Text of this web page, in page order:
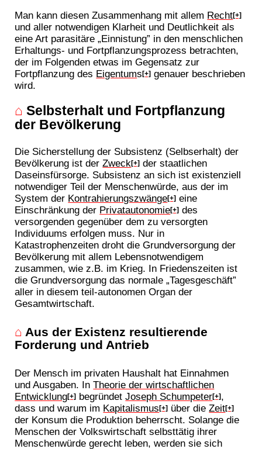
Man kann diesen Zusammenhang mit allem Recht[+]
und aller notwendigen Klarheit und Deutlichkeit als
eine Art parasitäre „Einnistung” in den menschlichen
Erhaltungs- und Fortpflanzungsprozess betrachten,
der im Folgenden etwas im Gegensatz zur
Fortpflanzung des Eigentums[+] genauer beschrieben
wird.
⌂ Selbsterhalt und Fortpflanzung
der Bevölkerung
Die Sicherstellung der Subsistenz (Selbserhalt) der
Bevölkerung ist derZweck[+] der staatlichen
Daseinsfürsorge. Subsistenz an sich ist existenziell
notwendiger Teil der Menschenwürde, aus der im
System der Kontrahierungszwänge[+] eine
Einschränkung der Privatautonomie[+] des
versorgenden gegenüber dem zu versorgten
Individuums erfolgen muss. Nur in
Katastrophenzeiten droht die Grundversorgung der
Bevölkerung mit allem Lebensnotwendigem
zusammen, wie z.B. im Krieg. In Friedenszeiten ist
die Grundversorgung das normale „Tagesgeschäft”
aller in diesem teil-autonomen Organ der
Gesamtwirtschaft.
⌂ Aus der Existenz resultierende
Forderung und Antrieb
Der Mensch im privaten Haushalt hat Einnahmen
und Ausgaben. InTheorie der wirtschaftlichen
Entwicklung[+] begründetJoseph Schumpeter[+] ,
dass und warum im Kapitalismus[+] über dieZeit[+]
der Konsum die Produktion beherrscht. Solange die
Menschen der Volkswirtschaft selbsttätig ihrer
Menschenwürde gerecht leben, werden sie sich